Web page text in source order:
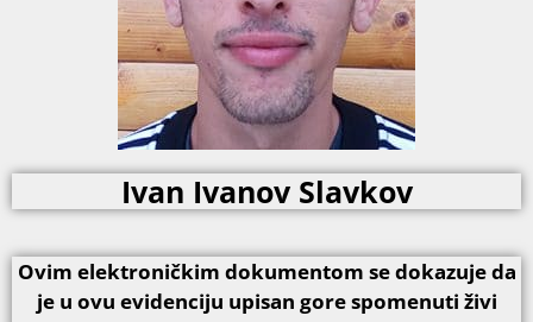
Ivan Ivanov Slavkov
Ovim elektroničkim dokumentom se dokazuje da
je u ovu evidenciju upisan gore spomenuti živi